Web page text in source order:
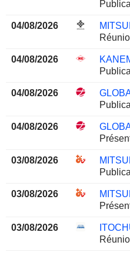
04/08/2026
04/08/2026
04/08/2026
04/08/2026
03/08/2026
03/08/2026
03/08/2026